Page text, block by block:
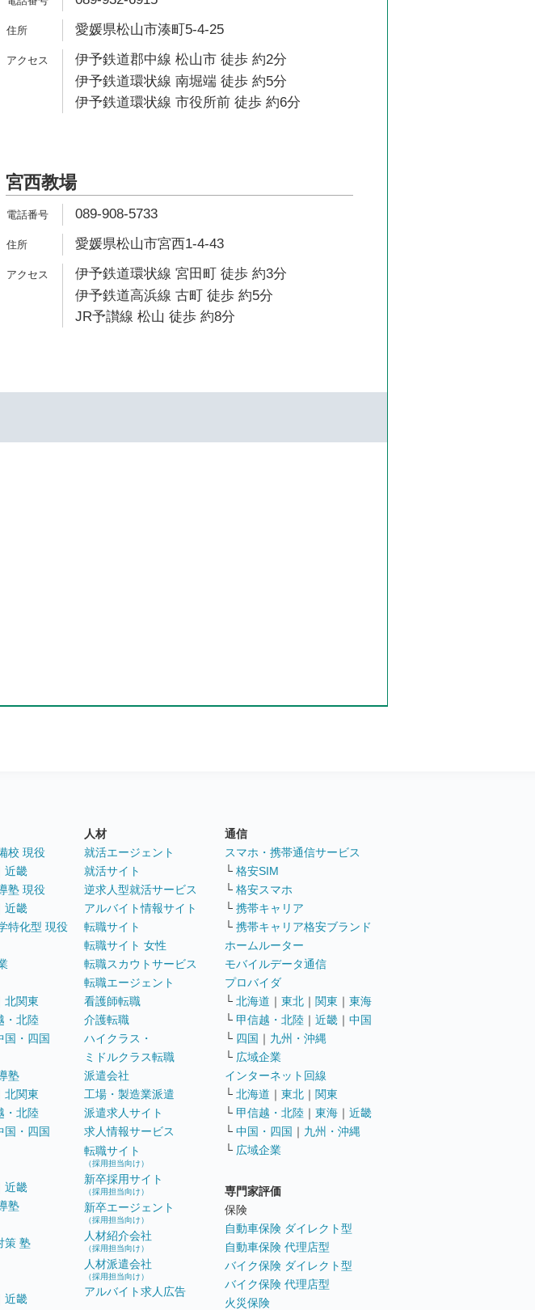
愛媛県松山市湊町5-4-25
伊予鉄道郡中線 松山市 徒歩 約2分
伊予鉄道環状線 南堀端 徒歩 約5分
伊予鉄道環状線 市役所前 徒歩 約6分
宮西教場
089-908-5733
愛媛県松山市宮西1-4-43
伊予鉄道環状線 宮田町 徒歩 約3分
伊予鉄道高浜線 古町 徒歩 約5分
JR予讃線 松山 徒歩 約8分
校 現役
近畿
塾 現役
近畿
特化型 現役
北関東
・北陸
国・四国
塾
北関東
・北陸
国・四国
近畿
塾
策 塾
近畿
人材
就活エージェント
就活サイト
逆求人型就活サービス
アルバイト情報サイト
転職サイト
転職サイト 女性
転職スカウトサービス
転職エージェント
看護師転職
介護転職
ハイクラス・
ミドルクラス転職
派遣会社
工場・製造業派遣
派遣求人サイト
求人情報サービス
転職サイト
（採用担当向け）
新卒採用サイト
（採用担当向け）
新卒エージェント
（採用担当向け）
人材紹介会社
（採用担当向け）
人材派遣会社
（採用担当向け）
アルバイト求人広告
通信
スマホ・携帯通信サービス
└ 格安SIM
└ 格安スマホ
└ 携帯キャリア
└ 携帯キャリア格安ブランド
ホームルーター
モバイルデータ通信
プロバイダ
└ 北海道 ｜ 東北 ｜ 関東 ｜ 東海
└ 甲信越・北陸 ｜ 近畿 ｜ 中国
└ 四国 ｜ 九州・沖縄
└ 広域企業
インターネット回線
└ 北海道 ｜ 東北 ｜ 関東
└ 甲信越・北陸 ｜ 東海 ｜ 近畿
└ 中国・四国 ｜ 九州・沖縄
└ 広域企業
専門家評価
保険
自動車保険 ダイレクト型
自動車保険 代理店型
バイク保険 ダイレクト型
バイク保険 代理店型
火災保険